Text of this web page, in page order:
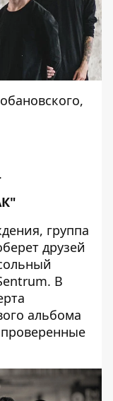
группа
друзей
В
альбома